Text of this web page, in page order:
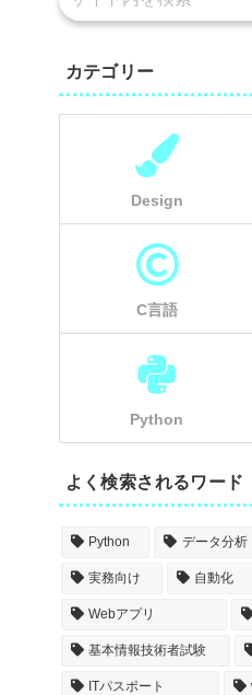
カテゴリー
Design
C言語
Python
よく検索されるワード
Python データ分析
実務向け 自動化
Webアプリ
基本情報技術者試験
ITパスポート